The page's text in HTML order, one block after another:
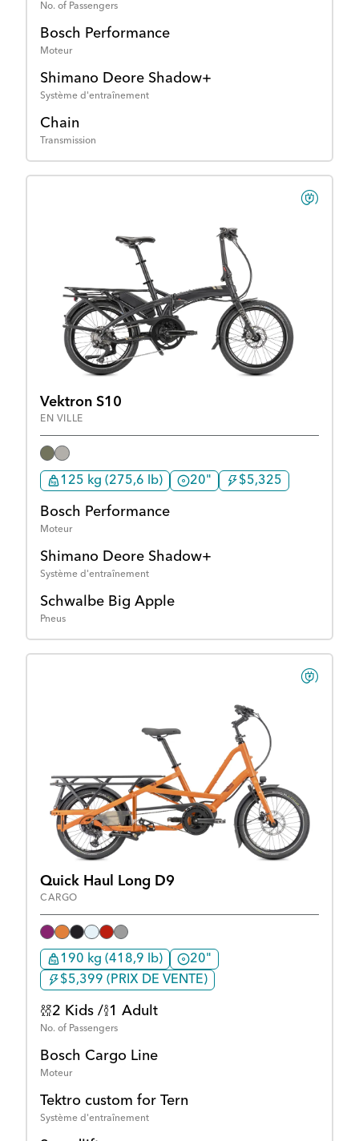
No. of Passengers
Bosch Performance
Moteur
Shimano Deore Shadow+
Système d'entraînement
Chain
Transmission
Vektron S10
EN VILLE
125 kg (275,6 lb) 20" $5,325
Bosch Performance
Moteur
Shimano Deore Shadow+
Système d'entraînement
Schwalbe Big Apple
Pneus
Quick Haul Long D9
CARGO
190 kg (418,9 lb)
20"
$5,399 (PRIX DE VENTE)
2 Kids / 1 Adult
No. of Passengers
Bosch Cargo Line
Moteur
Tektro custom for Tern
Système d'entraînement